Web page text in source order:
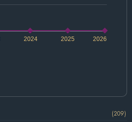
2024 2026
2025
(209)